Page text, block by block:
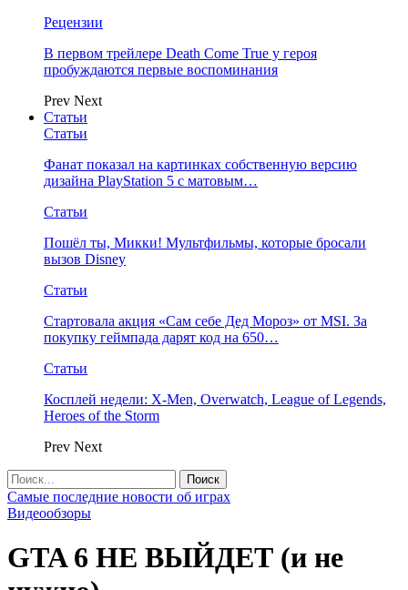
Рецензии
В первом трейлере Death Come True у героя
пробуждаются первые воспоминания
Prev Next
Статьи
Статьи
Фанат показал на картинках собственную версию
дизайна PlayStation 5 с матовым…
Статьи
Пошёл ты, Микки! Мультфильмы, которые бросали
вызов Disney
Статьи
Стартовала акция «Сам себе Дед Мороз» от MSI. За
покупку геймпада дарят код на 650…
Статьи
Косплей недели: X-Men, Overwatch, League of Legends,
Heroes of the Storm
Prev Next
Самые последние новости об играх
Видеообзоры
GTA 6 НЕ ВЫЙДЕТ (и не